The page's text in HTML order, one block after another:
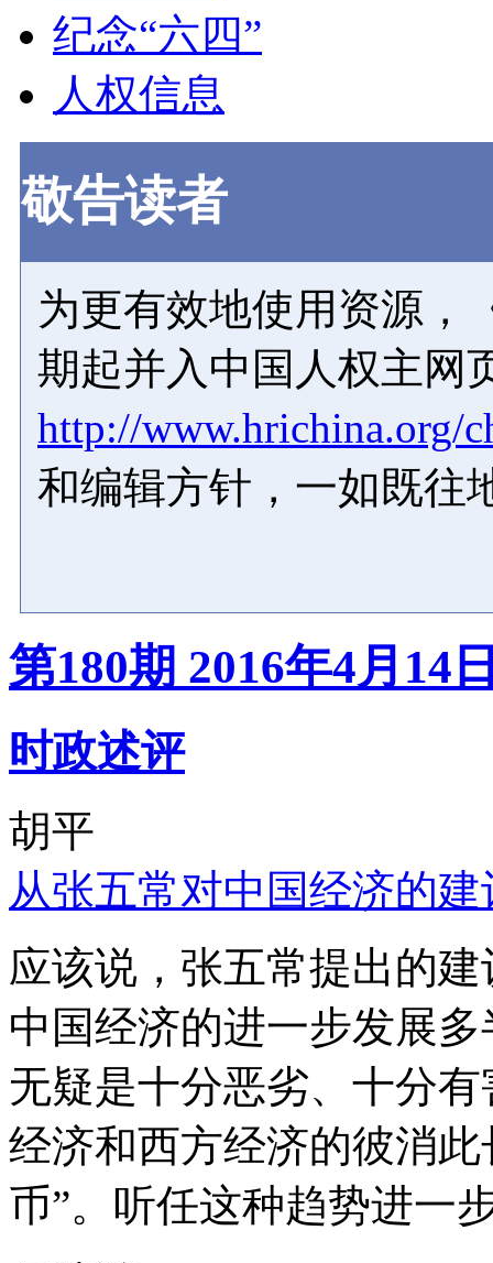
纪念“六四”
人权信息
敬告读者
为更有效地使用资源，
期起并入中国人权主网
http://www.hrichina.org/
和编辑方针，一如既往
第180期 2016年4月14
时政述评
胡平
从张五常对中国经济的
应该说，张五常提出的
中国经济的进一步发展
无疑是十分恶劣、十分
经济和西方经济的彼消
币”。听任这种趋势进一